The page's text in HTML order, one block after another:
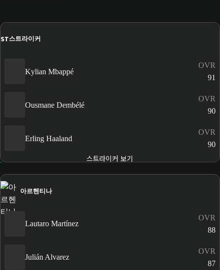
ST스트라이커
Kylian Mbappé
OVR
91
Ousmane Dembélé
OVR
90
Erling Haaland
OVR
90
스트라이커 보기
아르헨티나
Lautaro Martínez
OVR
88
Julián Alvarez
OVR
87